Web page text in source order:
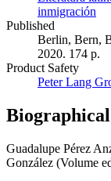
inmigración
Published
Berlin, Bern,
2020. 174 p.
Product Safety
Peter Lang
Guadalupe Pérez
González (Volume